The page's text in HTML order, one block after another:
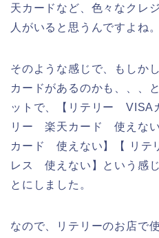
天カードなど、色々なクレ
人がいると思うんですよね。
そのような感じで、もしか
カードがあるのかも、、、
ットで、【リテリー VISA
リー 楽天カード 使えな
カード 使えない】【 リテ
レス 使えない】という感
とにしました。
なので、リテリーのお店で